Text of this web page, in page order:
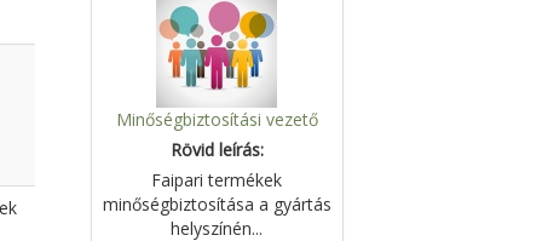
Minőségbiztosítási vezető
Rövid leírás:
Faipari termékek
minőségbiztosítása a gyártás
helyszínén...